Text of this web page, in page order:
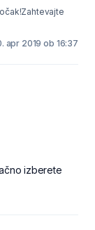
apr 2019 ob 16:37
izberete